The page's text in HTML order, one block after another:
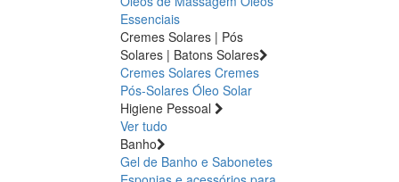
Essenciais
Cremes Solares | Pós
Solares | Batons Solares
Cremes Solares Cremes
Pós-Solares Óleo Solar
Higiene Pessoal
Ver tudo
Banho
Gel de Banho e Sabonetes